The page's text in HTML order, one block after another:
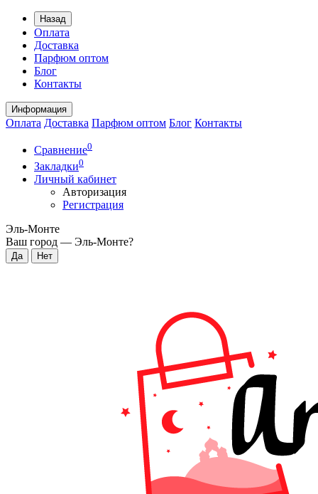
Назад
Оплата
Доставка
Парфюм оптом
Блог
Контакты
Информация
Оплата Доставка Парфюм оптом Блог Контакты
Сравнение0
Закладки0
Личный кабинет
Авторизация
Регистрация
Эль-Монте
Ваш город — Эль-Монте?